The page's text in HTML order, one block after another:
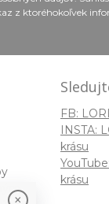
z ktoréhokoľvek
FB:
INSTA:
krásu
krásu